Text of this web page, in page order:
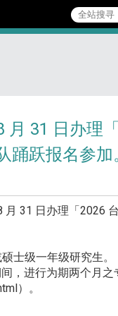
31 日办理
跃报名参加
31 日办理「2026
士级一年级研究生。
，进行为期两个月之
）。